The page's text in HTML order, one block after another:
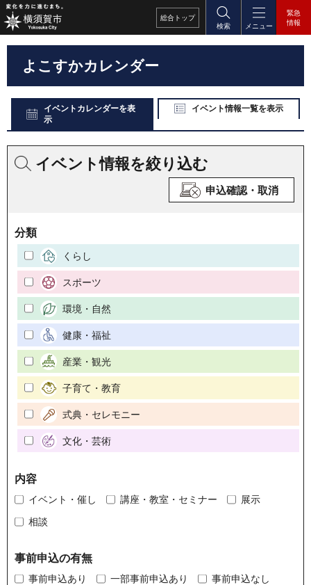
総合 トップ
検索
メニュー
緊急
情報
よこすかカレンダー
イベントカレンダーを表
示
イベント情報一覧を表示
イベント情報を絞り込む
申込確認・取消
分類
くらし
スポーツ
環境・自然
健康・福祉
産業・観光
子育て・教育
式典・セレモニー
文化・芸術
内容
イベント・催し 講座・教室・セミナー
展示
相談
事前申込の有無
事前申込あり 一部事前申込あり 事前申込なし